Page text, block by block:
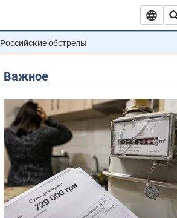
Российские обстрелы
Важное